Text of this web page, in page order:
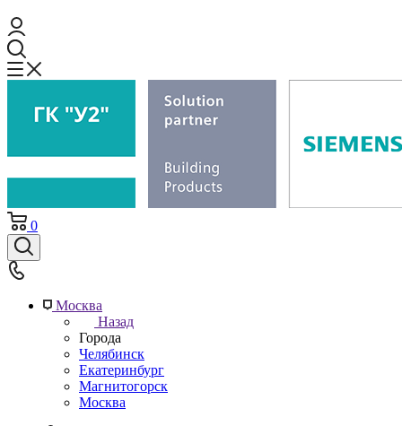
0
Москва
Назад
Города
Челябинск
Екатеринбург
Магнитогорск
Москва